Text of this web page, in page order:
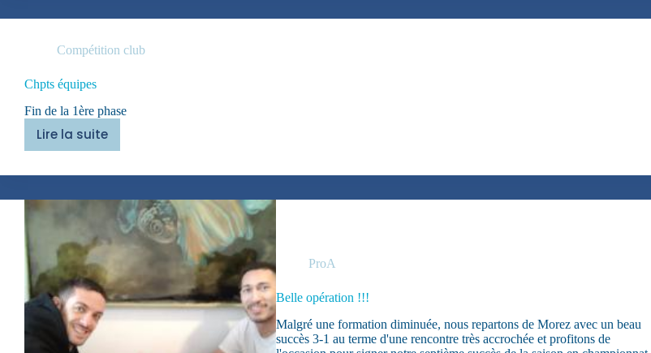
Compétition club
Chpts équipes
Fin de la 1ère phase
Lire la suite
Chpts
ProA
Belle opération !!!
Malgré une formation diminuée, nous repartons de Morez avec un beau
succès 3-1 au terme d'une rencontre très accrochée et profitons de